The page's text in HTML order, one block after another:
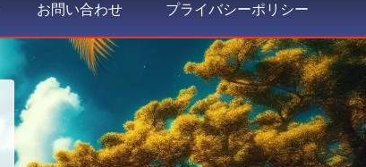
お問い合わせ プライバシーポリシー